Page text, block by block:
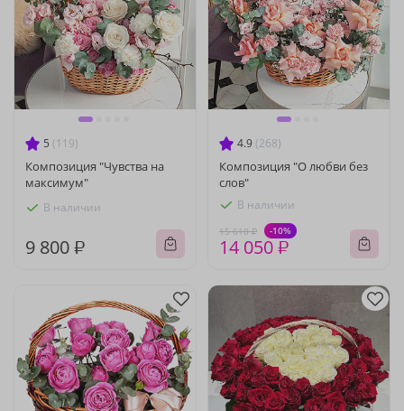
5 (119)
Композиция "Чувства на
максимум"
В наличии
9 800 ₽
4.9 (268)
Композиция "О любви без
слов"
В наличии
15 610 ₽ -10%
14 050 ₽